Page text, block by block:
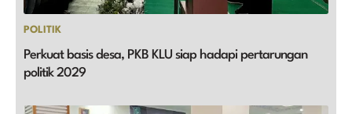
POLITIK
Perkuat basis desa, PKB KLU siap hadapi pertarungan
politik 2029